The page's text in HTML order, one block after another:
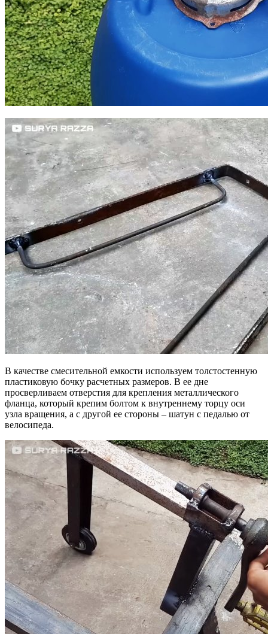
В качестве смесительной емкости используем толстостенную
пластиковую бочку расчетных размеров. В ее дне
просверливаем отверстия для крепления металлического
фланца, который крепим болтом к внутреннему торцу оси
узла вращения, а с другой ее стороны – шатун с педалью от
велосипеда.